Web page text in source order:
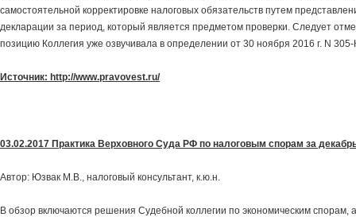
самостоятельной корректировке налоговых обязательств путем
декларации за период, который является предметом проверки. Следует
позицию Коллегия уже озвучивала в определении от 30 ноября 2016 г. N
Источник: http://www.pravovest.ru/
03.02.2017 Практика Верховного Суда РФ по налоговым спорам за
Автор: Юзвак М.В., налоговый консультант, к.ю.н.
В обзор включаются решения Судебной коллегии по экономическим спорам,